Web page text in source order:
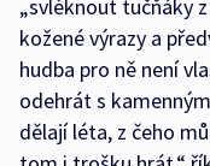
„svléknout tučňáky
kožené výrazy a
hudba pro ně není
odehrát s
dělají léta, z čeho